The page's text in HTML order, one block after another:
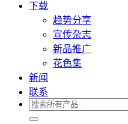
下载
趋势分享
宣传杂志
新品推广
花色集
新闻
联系